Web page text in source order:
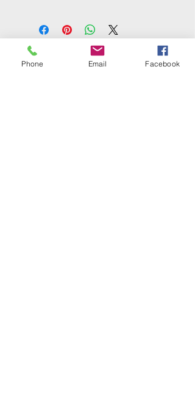
Editeur :
Hachette Livre BNF (1 octobre
2016)
Collection : Littérature
Langue : Français
Ähnliche Produkte
Phone Email Facebook